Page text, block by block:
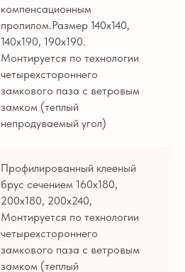
компенсационным
пропилом.Размер 140х140,
140х190, 190х190.
Монтируется по технологии
четырехстороннего
замкового паза с ветровым
замком (теплый
непродуваемый угол)
Профилированный клееный
брус сечением 160х180,
200х180, 200х240,
Монтируется по технологии
четырехстороннего
замкового паза с ветровым
замком (теплый